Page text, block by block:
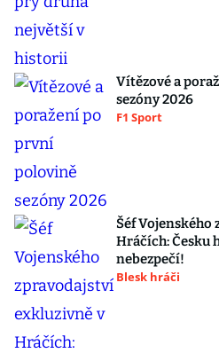
Vítězové a
sezóny 2026
F1 Sport
Šéf
Hráčích: Česku
nebezpečí!
Blesk hráči